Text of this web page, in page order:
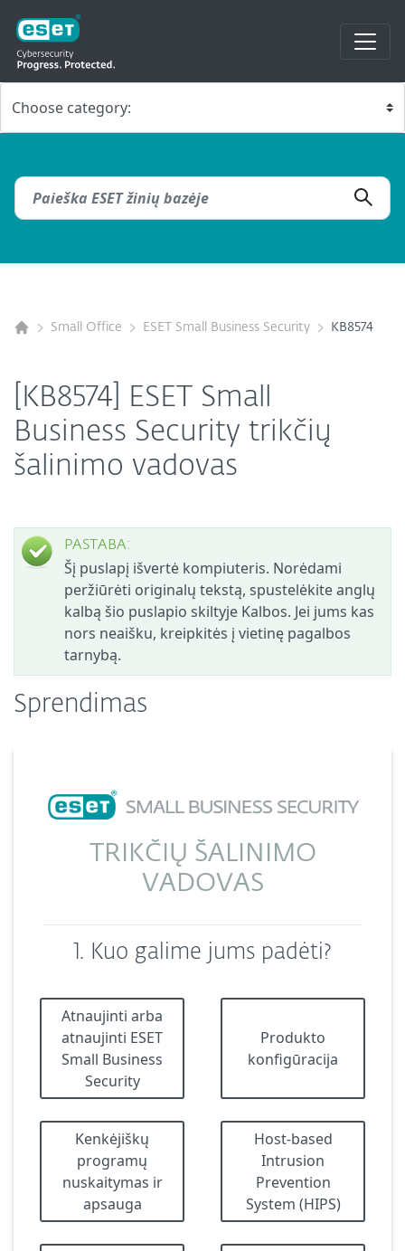
Small Office ESET Small Business Security KB8574
[KB8574] ESET Small
Business Security trikčių
šalinimo vadovas
PASTABA:
Šį puslapį išvertė kompiuteris. Norėdami
peržiūrėti originalų tekstą, spustelėkite anglų
kalbą šio puslapio skiltyje Kalbos. Jei jums kas
nors neaišku, kreipkitės į vietinę pagalbos
tarnybą.
Sprendimas
TRIKČIŲ ŠALINIMO
VADOVAS
1. Kuo galime jums padėti?
Atnaujinti arba
atnaujinti ESET
Small Business
Security
Produkto
konfigūracija
Kenkėjiškų
programų
nuskaitymas ir
apsauga
Host-based
Intrusion
Prevention
System (HIPS)